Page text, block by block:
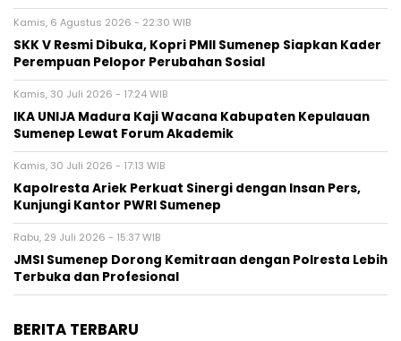
Kamis, 6 Agustus 2026 - 22:30 WIB
SKK V Resmi Dibuka, Kopri PMII Sumenep Siapkan Kader
Perempuan Pelopor Perubahan Sosial
Kamis, 30 Juli 2026 - 17:24 WIB
IKA UNIJA Madura Kaji Wacana Kabupaten Kepulauan
Sumenep Lewat Forum Akademik
Kamis, 30 Juli 2026 - 17:13 WIB
Kapolresta Ariek Perkuat Sinergi dengan Insan Pers,
Kunjungi Kantor PWRI Sumenep
Rabu, 29 Juli 2026 - 15:37 WIB
JMSI Sumenep Dorong Kemitraan dengan Polresta Lebih
Terbuka dan Profesional
BERITA TERBARU